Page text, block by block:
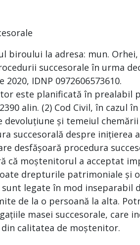
biroului la adresa: mun.
succesorale în urma
IDNP 0972606573610.
este planificată în prealabil
alin. (2) Cod Civil, în cazul
devoluțiune și temeiul
succesorală despre inițierea
desfășoară procedura
că moștenitorul a acceptat
drepturile patrimoniale și
legate în mod inseparabil
de la o persoană la alta.
masei succesorale, care
calitatea de moștenitor.